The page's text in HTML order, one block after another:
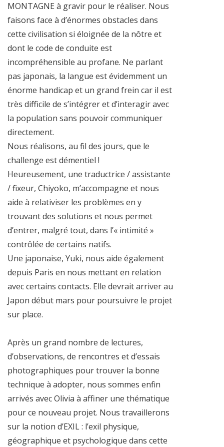
MONTAGNE à gravir pour le réaliser. Nous
faisons face à d’énormes obstacles dans
cette civilisation si éloignée de la nôtre et
dont le code de conduite est
incompréhensible au profane. Ne parlant
pas japonais, la langue est évidemment un
énorme handicap et un grand frein car il est
très difficile de s’intégrer et d’interagir avec
la population sans pouvoir communiquer
directement.
Nous réalisons, au fil des jours, que le
challenge est démentiel !
Heureusement, une traductrice / assistante
/ fixeur, Chiyoko, m’accompagne et nous
aide à relativiser les problèmes en y
trouvant des solutions et nous permet
d’entrer, malgré tout, dans l’« intimité »
contrôlée de certains natifs.
Une japonaise, Yuki, nous aide également
depuis Paris en nous mettant en relation
avec certains contacts. Elle devrait arriver au
Japon début mars pour poursuivre le projet
sur place.
Après un grand nombre de lectures,
d’observations, de rencontres et d’essais
photographiques pour trouver la bonne
technique à adopter, nous sommes enfin
arrivés avec Olivia à affiner une thématique
pour ce nouveau projet. Nous travaillerons
sur la notion d’EXIL : l’exil physique,
géographique et psychologique dans cette